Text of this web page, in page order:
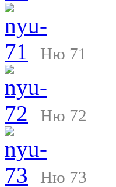
Ню 71
Ню 72
Ню 73